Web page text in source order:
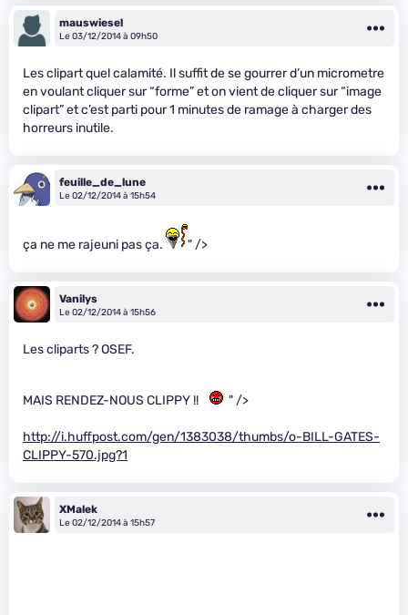
mauswiesel
Le 03/12/2014 à 09h50
Les clipart quel calamité. Il suffit de se gourrer d’un micrometre
en voulant cliquer sur “forme” et on vient de cliquer sur “image
clipart” et c’est parti pour 1 minutes de ramage à charger des
horreurs inutile.
feuille_de_lune
Le 02/12/2014 à 15h54
ça ne me rajeuni pas ça. " />
Vanilys
Le 02/12/2014 à 15h56
Les cliparts ? OSEF.
MAIS RENDEZ-NOUS CLIPPY !! " />
http://i.huffpost.com/gen/1383038/thumbs/o-BILL-GATES-
CLIPPY-570.jpg?1
XMalek
Le 02/12/2014 à 15h57